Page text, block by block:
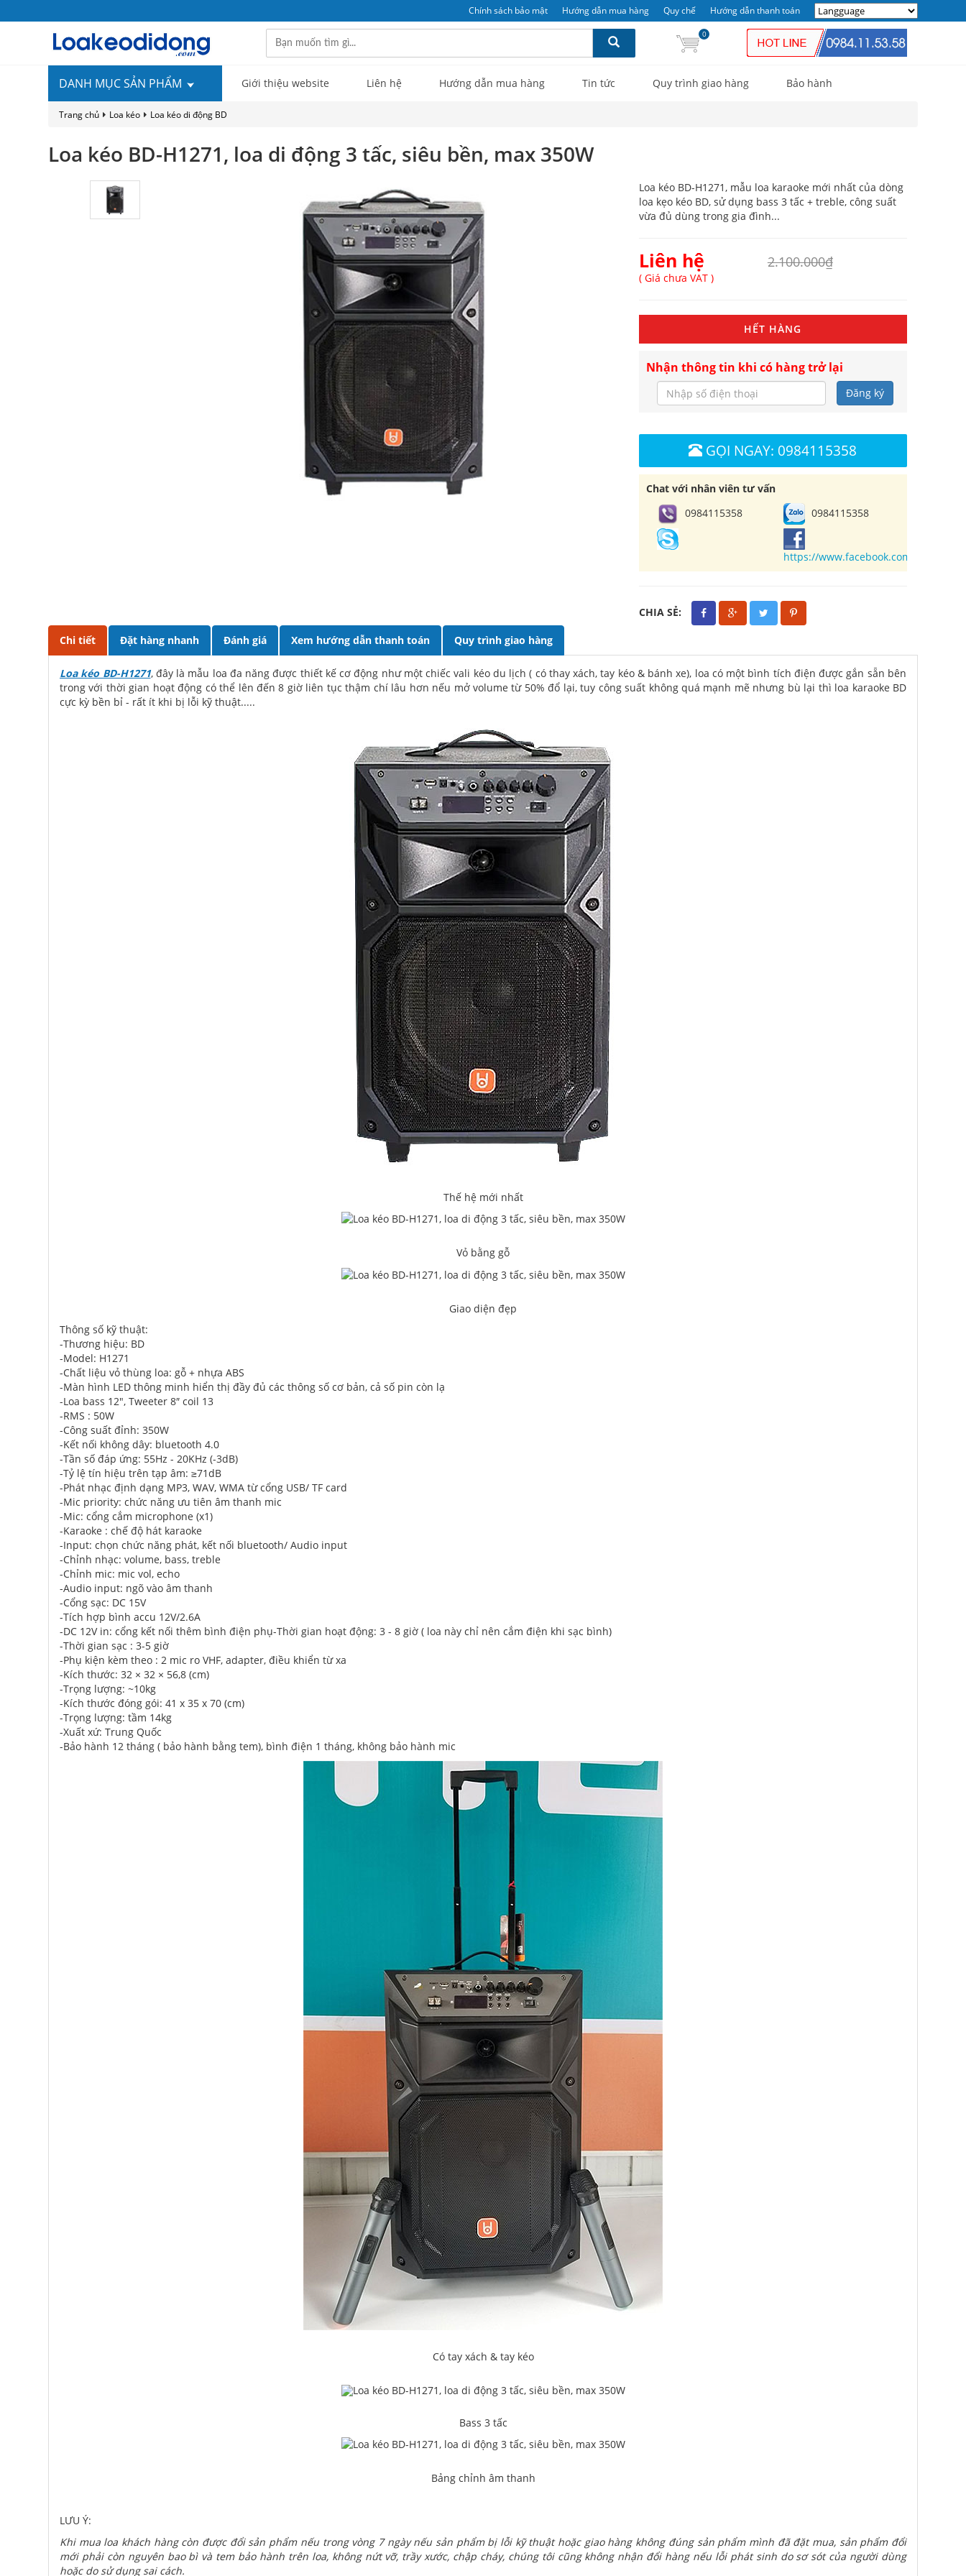
Chính sách bảo mật Hướng dẫn mua hàng Quy chế Hướng dẫn thanh toán
0
DANH MỤC SẢN PHẨM Giới thiệu website Liên hệ Hướng dẫn mua hàng Tin tức Quy trình giao hàng Bảo hành
Trang chủ Loa kéo Loa kéo di động BD
Loa kéo BD-H1271, loa di động 3 tấc, siêu bền, max 350W
Loa kéo BD-H1271, mẫu loa karaoke mới nhất của dòng
loa kẹo kéo BD, sử dụng bass 3 tấc + treble, công suất
vừa đủ dùng trong gia đình...
Liên hệ 2.100.000₫
( Giá chưa VAT )
HẾT HÀNG
Nhận thông tin khi có hàng trở lại
Đăng ký
GỌI NGAY: 0984115358
Chat với nhân viên tư vấn
0984115358
0984115358
https://www.facebook.com/
CHIA SẺ:
Chi tiết Đặt hàng nhanh Đánh giá Xem hướng dẫn thanh toán Quy trình giao hàng
Loa kéo BD-H1271, đây là mẫu loa đa năng được thiết kế cơ động như một chiếc vali kéo du lịch ( có thay xách, tay kéo & bánh xe), loa có một bình tích điện được gắn sẵn bên
trong với thời gian hoạt động có thể lên đến 8 giờ liên tục thậm chí lâu hơn nếu mở volume từ 50% đổ lại, tuy công suất không quá mạnh mẽ nhưng bù lại thì loa karaoke BD
cực kỳ bền bỉ - rất ít khi bị lỗi kỹ thuật.....
Thế hệ mới nhất
Vỏ bằng gỗ
Giao diện đẹp
Thông số kỹ thuật:
-Thương hiệu: BD
-Model: H1271
-Chất liệu vỏ thùng loa: gỗ + nhựa ABS
-Màn hình LED thông minh hiển thị đầy đủ các thông số cơ bản, cả số pin còn lạ
-Loa bass 12", Tweeter 8″ coil 13
-RMS : 50W
-Công suất đỉnh: 350W
-Kết nối không dây: bluetooth 4.0
-Tần số đáp ứng: 55Hz - 20KHz (-3dB)
-Tỷ lệ tín hiệu trên tạp âm: ≥71dB
-Phát nhạc định dạng MP3, WAV, WMA từ cổng USB/ TF card
-Mic priority: chức năng ưu tiên âm thanh mic
-Mic: cổng cắm microphone (x1)
-Karaoke : chế độ hát karaoke
-Input: chọn chức năng phát, kết nối bluetooth/ Audio input
-Chỉnh nhạc: volume, bass, treble
-Chỉnh mic: mic vol, echo
-Audio input: ngõ vào âm thanh
-Cổng sạc: DC 15V
-Tích hợp bình accu 12V/2.6A
-DC 12V in: cổng kết nối thêm bình điện phụ-Thời gian hoạt động: 3 - 8 giờ ( loa này chỉ nên cắm điện khi sạc bình)
-Thời gian sạc : 3-5 giờ
-Phụ kiện kèm theo : 2 mic ro VHF, adapter, điều khiển từ xa
-Kích thước: 32 × 32 × 56,8 (cm)
-Trọng lượng: ~10kg
-Kích thước đóng gói: 41 x 35 x 70 (cm)
-Trọng lượng: tầm 14kg
-Xuất xứ: Trung Quốc
-Bảo hành 12 tháng ( bảo hành bằng tem), bình điện 1 tháng, không bảo hành mic
Có tay xách & tay kéo
Bass 3 tấc
Bảng chỉnh âm thanh
LƯU Ý:
Khi mua loa khách hàng còn được đổi sản phẩm nếu trong vòng 7 ngày nếu sản phẩm bị lỗi kỹ thuật hoặc giao hàng không đúng sản phẩm mình đã đặt mua, sản phẩm đổi
mới phải còn nguyên bao bì và tem bảo hành trên loa, không nứt vỡ, trầy xước, chập cháy, chúng tôi cũng không nhận đổi hàng nếu lỗi phát sinh do sơ sót của người dùng
hoặc do sử dụng sai cách.